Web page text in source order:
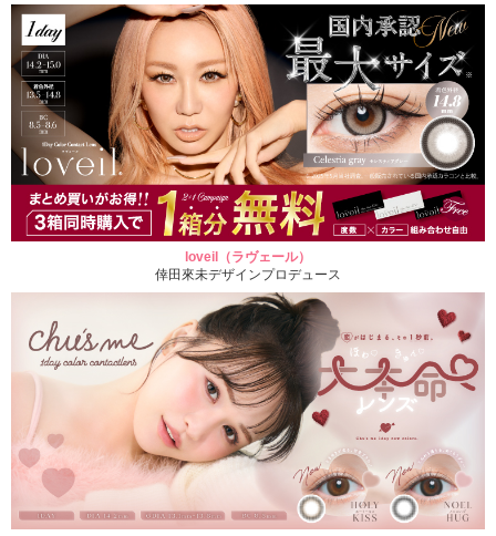
loveil（ラヴェール）
倖田來未デザインプロデュース